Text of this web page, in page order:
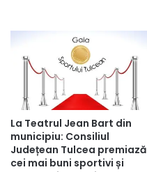
La Teatrul Jean Bart din
municipiu: Consiliul
Județean Tulcea premiază
cei mai buni sportivi și